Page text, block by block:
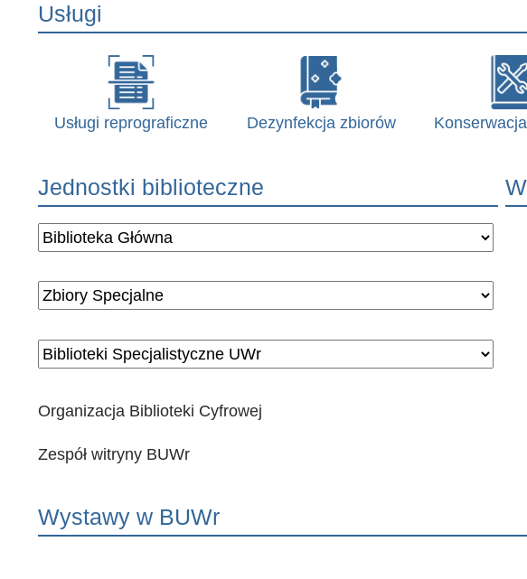
Usługi
Usługi reprograficzne Dezynfekcja zbiorów
Jednostki biblioteczne
Organizacja Biblioteki Cyfrowej
Zespół witryny BUWr
Wystawy w BUWr